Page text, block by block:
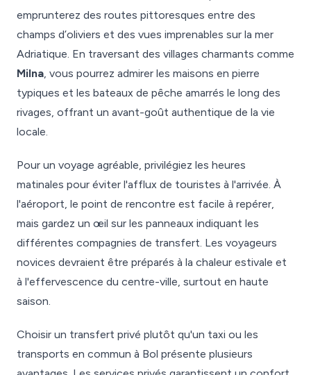
emprunterez des routes pittoresques entre des
champs d’oliviers et des vues imprenables sur la mer
Adriatique. En traversant des villages charmants comme
Milna, vous pourrez admirer les maisons en pierre
typiques et les bateaux de pêche amarrés le long des
rivages, offrant un avant-goût authentique de la vie
locale.
Pour un voyage agréable, privilégiez les heures
matinales pour éviter l'afflux de touristes à l'arrivée. À
l'aéroport, le point de rencontre est facile à repérer,
mais gardez un œil sur les panneaux indiquant les
différentes compagnies de transfert. Les voyageurs
novices devraient être préparés à la chaleur estivale et
à l'effervescence du centre-ville, surtout en haute
saison.
Choisir un transfert privé plutôt qu'un taxi ou les
transports en commun à Bol présente plusieurs